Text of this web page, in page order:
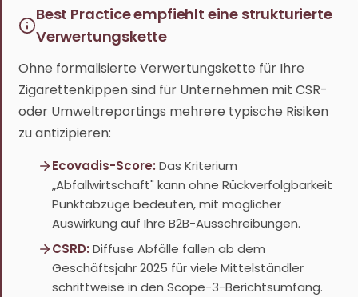
Best Practice empfiehlt eine strukturierte
Verwertungskette
Ohne formalisierte Verwertungskette für Ihre
Zigarettenkippen sind für Unternehmen mit CSR-
oder Umweltreportings mehrere typische Risiken
zu antizipieren:
Ecovadis-Score: Das Kriterium
„Abfallwirtschaft" kann ohne Rückverfolgbarkeit
Punktabzüge bedeuten, mit möglicher
Auswirkung auf Ihre B2B-Ausschreibungen.
CSRD: Diffuse Abfälle fallen ab dem
Geschäftsjahr 2025 für viele Mittelständler
schrittweise in den Scope-3-Berichtsumfang.